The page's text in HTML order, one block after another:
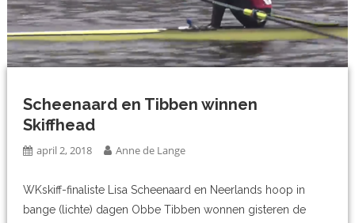
Scheenaard en Tibben winnen
Skiffhead
april 2, 2018 Anne de Lange
WKskiff-finaliste Lisa Scheenaard en Neerlands hoop in
bange (lichte) dagen Obbe Tibben wonnen gisteren de